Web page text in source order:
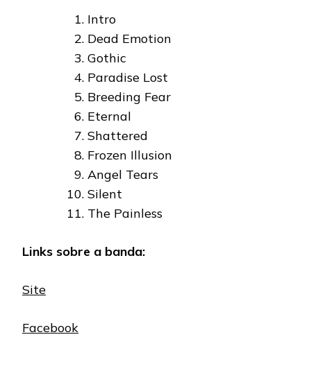
Intro
Dead Emotion
Gothic
Paradise Lost
Breeding Fear
Eternal
Shattered
Frozen Illusion
Angel Tears
Silent
The Painless
Links sobre a banda:
Site
Facebook